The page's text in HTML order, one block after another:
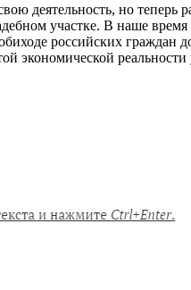
деятельность, но
участке. В наше
российских
экономической